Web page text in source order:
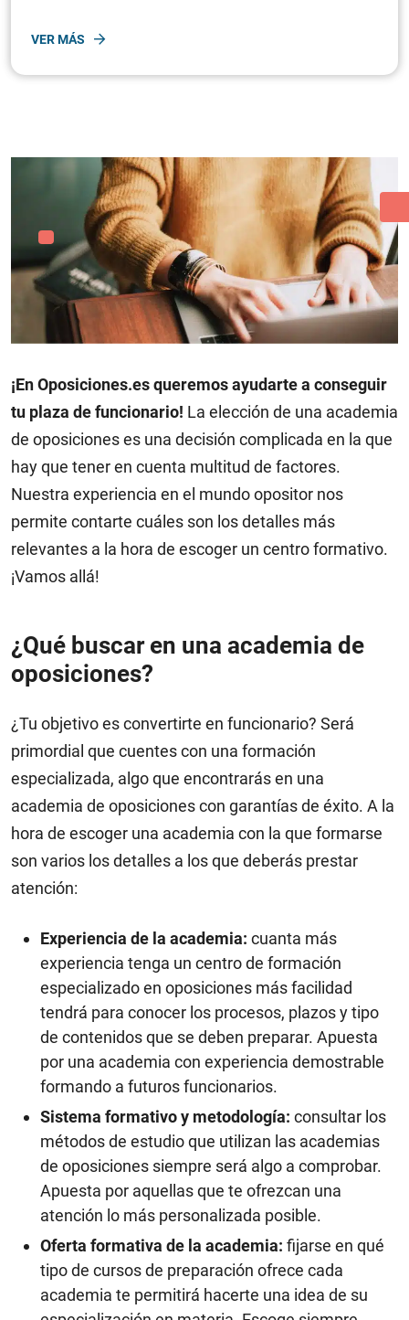
VER MÁS
¡En Oposiciones.es queremos ayudarte a conseguir
tu plaza de funcionario! La elección de una academia
de oposiciones es una decisión complicada en la que
hay que tener en cuenta multitud de factores.
Nuestra experiencia en el mundo opositor nos
permite contarte cuáles son los detalles más
relevantes a la hora de escoger un centro formativo.
¡Vamos allá!
¿Qué buscar en una academia de
oposiciones?
¿Tu objetivo es convertirte en funcionario? Será
primordial que cuentes con una formación
especializada, algo que encontrarás en una
academia de oposiciones con garantías de éxito. A la
hora de escoger una academia con la que formarse
son varios los detalles a los que deberás prestar
atención:
Experiencia de la academia: cuanta más
experiencia tenga un centro de formación
especializado en oposiciones más facilidad
tendrá para conocer los procesos, plazos y tipo
de contenidos que se deben preparar. Apuesta
por una academia con experiencia demostrable
formando a futuros funcionarios.
Sistema formativo y metodología: consultar los
métodos de estudio que utilizan las academias
de oposiciones siempre será algo a comprobar.
Apuesta por aquellas que te ofrezcan una
atención lo más personalizada posible.
Oferta formativa de la academia: fijarse en qué
tipo de cursos de preparación ofrece cada
academia te permitirá hacerte una idea de su